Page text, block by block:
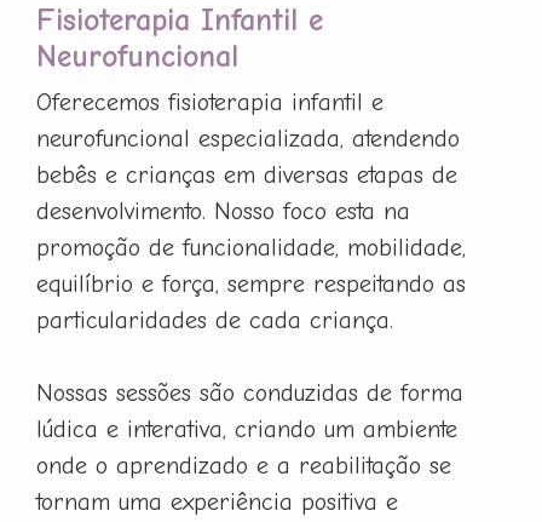
Fisioterapia Infantil e
Neurofuncional
Oferecemos fisioterapia infantil e
neurofuncional especializada, atendendo
bebês e crianças em diversas etapas de
desenvolvimento. Nosso foco esta na
promoção de funcionalidade, mobilidade,
equilíbrio e força, sempre respeitando as
particularidades de cada criança.
Nossas sessões são conduzidas de forma
lúdica e interativa, criando um ambiente
onde o aprendizado e a reabilitação se
tornam uma experiência positiva e